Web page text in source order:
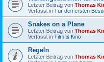
Letzter Beitrag von Thomas
Verfasst in Für den ersten
Snakes on a Plane
Letzter Beitrag von Thomas
Verfasst in Film & Kino
Regeln
Letzter Beitrag von Thomas